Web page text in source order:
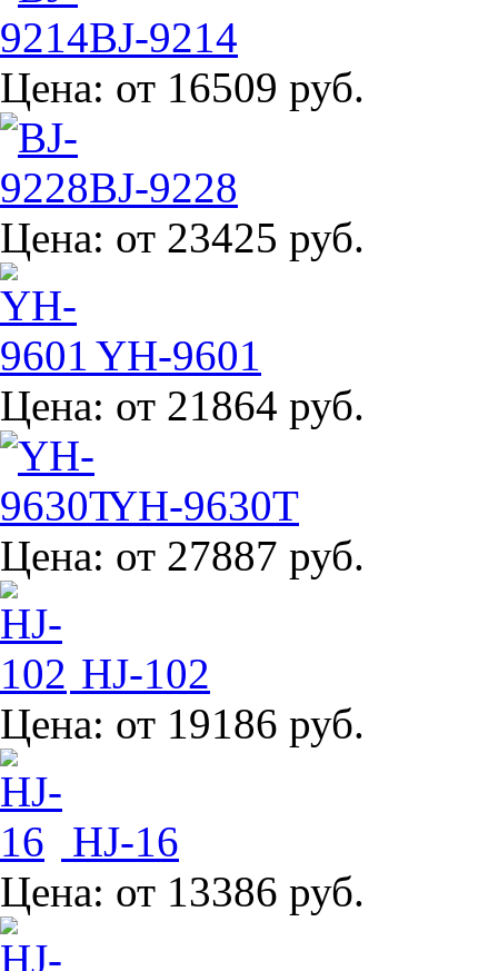
BJ-9214
Цена: от 16509 руб.
BJ-9228
Цена: от 23425 руб.
YH-9601
Цена: от 21864 руб.
YH-9630T
Цена: от 27887 руб.
HJ-102
Цена: от 19186 руб.
HJ-16
Цена: от 13386 руб.